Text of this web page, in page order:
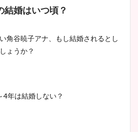
結婚はいつ頃？
角谷暁子アナ、もし結婚されるとし
ょうか？
年は結婚しない？